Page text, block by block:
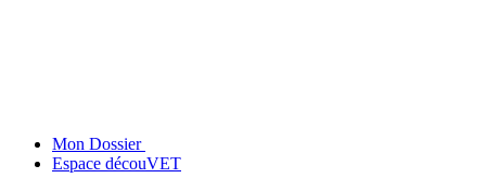
Mon Dossier
Espace découVET